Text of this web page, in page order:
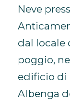
Neve
dal locale
poggio,
edificio di
Albenga